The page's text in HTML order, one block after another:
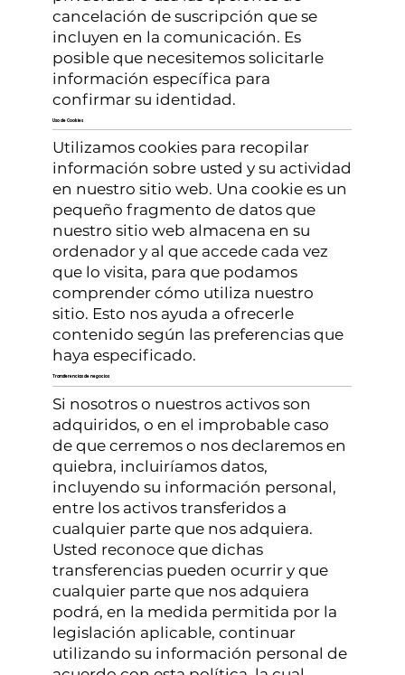
cancelación de suscripción que se
incluyen en la comunicación. Es
posible que necesitemos solicitarle
información específica para
confirmar su identidad.
Uso de Cookies
Utilizamos cookies para recopilar
información sobre usted y su actividad
en nuestro sitio web. Una cookie es un
pequeño fragmento de datos que
nuestro sitio web almacena en su
ordenador y al que accede cada vez
que lo visita, para que podamos
comprender cómo utiliza nuestro
sitio. Esto nos ayuda a ofrecerle
contenido según las preferencias que
haya especificado.
Transferencias de negocios
Si nosotros o nuestros activos son
adquiridos, o en el improbable caso
de que cerremos o nos declaremos en
quiebra, incluiríamos datos,
incluyendo su información personal,
entre los activos transferidos a
cualquier parte que nos adquiera.
Usted reconoce que dichas
transferencias pueden ocurrir y que
cualquier parte que nos adquiera
podrá, en la medida permitida por la
legislación aplicable, continuar
utilizando su información personal de